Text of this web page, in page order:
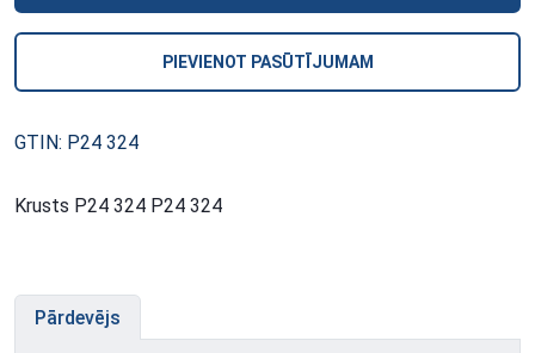
PIEVIENOT PASŪTĪJUMAM
GTIN: P24 324
Krusts P24 324 P24 324
Pārdevējs